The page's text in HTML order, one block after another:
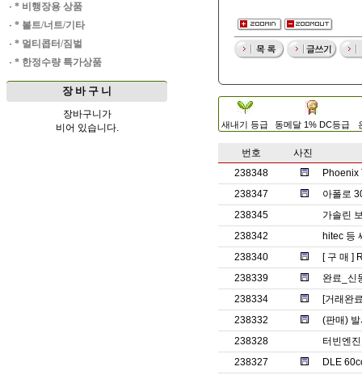
· * 비행장용 상품
· * 볼트/너트/기타
· * 멀티콥터/짐벌
· * 한정수량 특가상품
장 바 구 니
장바구니가
비어 있습니다.
새내기 등급 동메달 1% DC등급
번호
사진
238348
Phoenix
238347
아폴로
238345
가솔린
238342
hitec 등
238340
[ 구 매 ]
238339
완료_신
238334
[거래완
238332
(판매)
238328
터빈엔
238327
DLE